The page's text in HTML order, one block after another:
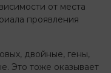
от места
проявления
двойные, гены,
Это тоже оказывает